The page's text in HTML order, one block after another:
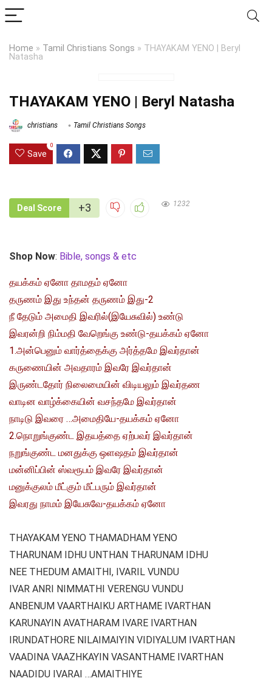
Home » Tamil Christians Songs » THAYAKAM YENO | Beryl
Natasha
THAYAKAM YENO | Beryl Natasha
christians Tamil Christians Songs
Save
0
Deal Score +3 1232
Shop Now: Bible, songs & etc
தயக்கம் ஏனோ தாமதம் ஏனோ
தருணம் இது உந்தன் தருணம் இது-2
நீ தேடும் அமைதி இவரில்(இயேசுவில்) உண்டு
இவரன்றி நிம்மதி வேறெங்கு உண்டு-தயக்கம் ஏனோ
1.அன்பெனும் வார்த்தைக்கு அர்த்தமே இவர்தான்
கருணையின் அவதாரம் இவரே இவர்தான்
இருண்டதோர் நிலைமையின் விடியலும் இவர்தண
வாடின வாழ்க்கையின் வசந்தமே இவர்தான்
நாடிடு இவரை …அமைதியே-தயக்கம் ஏனோ
2.நொறுங்குண்ட இதயத்தை ஏற்பவர் இவர்தான்
நறுங்குண்ட மனதுக்கு ஒளஷதம் இவர்தான்
மன்னிப்பின் ஸ்வரூபம் இவரே இவர்தான்
மனுக்குலம் மீட்கும் மீட்பரும் இவர்தான்
இவரது நாமம் இயேசுவே-தயக்கம் ஏனோ
THAYAKAM YENO THAMADHAM YENO
THARUNAM IDHU UNTHAN THARUNAM IDHU
NEE THEDUM AMAITHI, IVARIL VUNDU
IVAR ANRI NIMMATHI VERENGU VUNDU
ANBENUM VAARTHAIKU ARTHAME IVARTHAN
KARUNAYIN AVATHARAM IVARE IVARTHAN
IRUNDATHORE NILAIMAIYIN VIDIYALUM IVARTHAN
VAADINA VAAZHKAYIN VASANTHAME IVARTHAN
NAADIDU IVARAI …AMAITHIYE